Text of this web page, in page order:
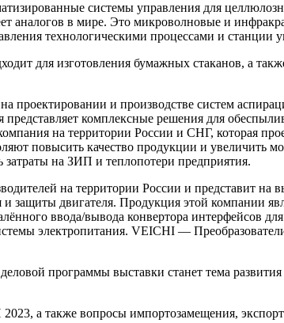
системы управления для
в мире. Это микроволновые и
технологическими процессами и станции
для изготовления бумажных стаканов, а
проектировании и производстве систем
комплексные решения для
на территории России и СНГ, которая
повысить качество продукции и увеличить
затраты на ЗИП и теплопотери предприятия.
на территории России и представит на
двигателя. Продукция этой компании
ввода/вывода конвертора интерфейсов
электропитания. VEICHI —
программы выставки станет тема
а также вопросы импортозамещения,